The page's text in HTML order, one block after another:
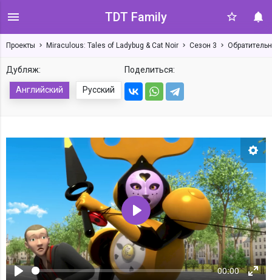
TDT Family
Проекты Miraculous: Tales of Ladybug & Cat Noir Сезон 3
Дубляж:
Английский Русский
Поделиться:
00:00
Воспроизвести